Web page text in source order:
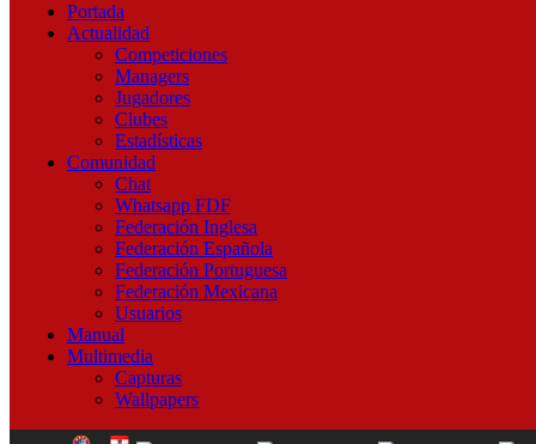
Portada
Actualidad
Competiciones
Managers
Jugadores
Clubes
Estadísticas
Comunidad
Chat
Whatsapp FDF
Federación Inglesa
Federación Española
Federación Portuguesa
Federación Mexicana
Usuarios
Manual
Multimedia
Capturas
Wallpapers